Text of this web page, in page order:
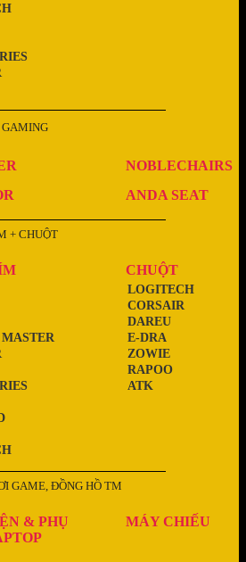
NOBLECHAIRS
ANDA SEAT
+ CHUỘT
CHUỘT
ATK
RAPOO
ZOWIE
E-DRA
DAREU
CORSAIR
LOGITECH
GAME, ĐỒNG HỒ TM
& PHỤ
MÁY CHIẾU